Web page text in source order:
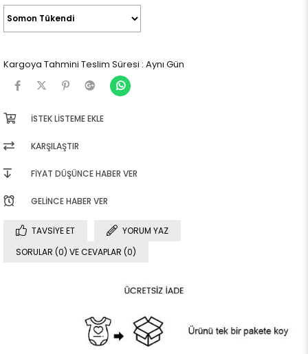
Kargoya Tahmini Teslim Süresi : Aynı Gün
İSTEK LISTEME EKLE
KARŞILAŞTIR
FIYAT DÜŞÜNCE HABER VER
GELINCE HABER VER
TAVSIYE ET
YORUM YAZ
SORULAR (0) VE CEVAPLAR (0)